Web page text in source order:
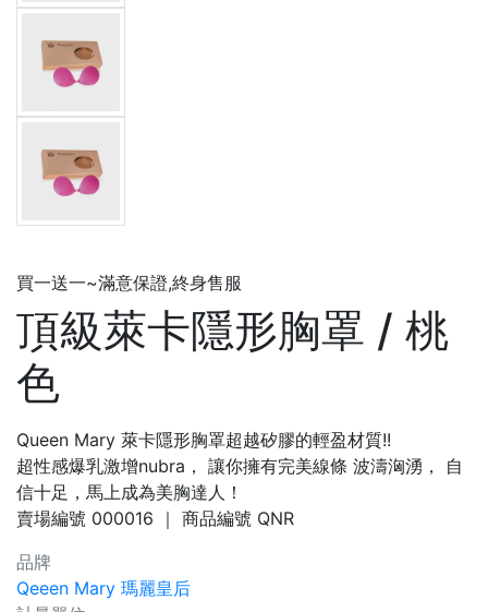
買一送一~滿意保證,終身售服
頂級萊卡隱形胸罩 / 桃
色
Queen Mary 萊卡隱形胸罩超越矽膠的輕盈材質!!
超性感爆乳激增nubra， 讓你擁有完美線條 波濤洶湧， 自
信十足，馬上成為美胸達人！
賣場編號 000016 ｜ 商品編號 QNR
品牌
Qeeen Mary 瑪麗皇后